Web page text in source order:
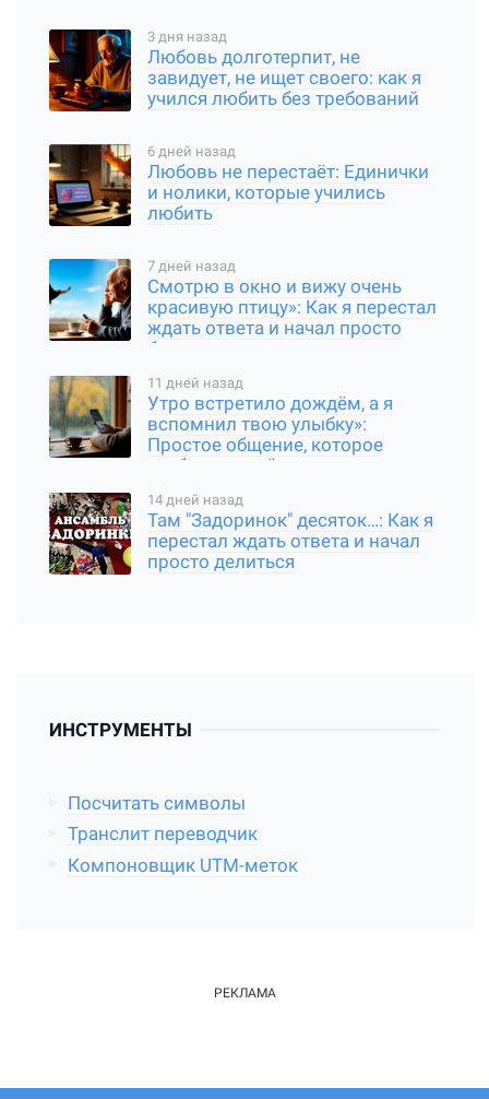
3 дня назад
Любовь долготерпит, не
завидует, не ищет своего: как я
учился любить без требований
6 дней назад
Любовь не перестаёт: Единички
и нолики, которые учились
любить
7 дней назад
Смотрю в окно и вижу очень
красивую птицу»: Как я перестал
ждать ответа и начал просто
быть
11 дней назад
Утро встретило дождём, а я
вспомнил твою улыбку»:
Простое общение, которое
требует чуткой души
14 дней назад
Там "Задоринок" десяток…: Как я
перестал ждать ответа и начал
просто делиться
ИНСТРУМЕНТЫ
Посчитать символы
Транслит переводчик
Компоновщик UTM-меток